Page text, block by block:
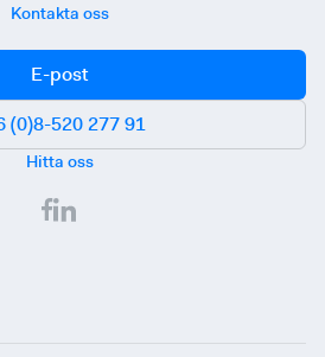
Kontakta oss
E-post
(0)8-520 277 91
Hitta oss